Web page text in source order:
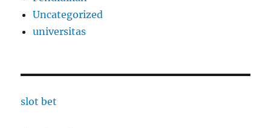
Uncategorized
universitas
slot bet